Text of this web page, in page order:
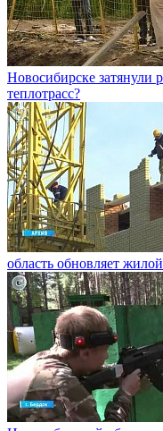
Новосибирске затянули
теплотрасс?
область обновляет